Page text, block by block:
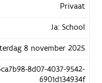
Privaat
Ja: School
8 november 2025
8d07-4037-9542-
6901d134934f